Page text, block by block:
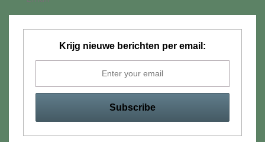
Krijg nieuwe berichten per email: